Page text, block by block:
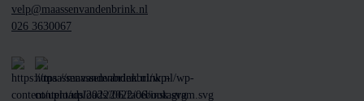
velp@maassenvandenbrink.nl
026 3630067